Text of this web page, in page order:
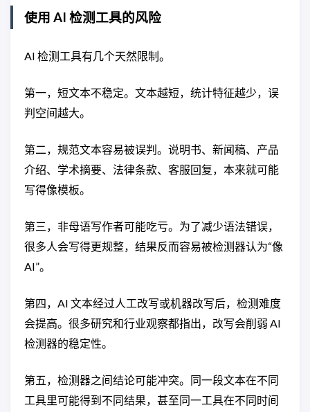
使用 AI 检测工具的风险
AI 检测工具有几个天然限制。
第一，短文本不稳定。文本越短，统计特征越少，误
判空间越大。
第二，规范文本容易被误判。说明书、新闻稿、产品
介绍、学术摘要、法律条款、客服回复，本来就可能
写得像模板。
第三，非母语写作者可能吃亏。为了减少语法错误，
很多人会写得更规整，结果反而容易被检测器认为“像
AI”。
第四，AI 文本经过人工改写或机器改写后，检测难度
会提高。很多研究和行业观察都指出，改写会削弱 AI
检测器的稳定性。
第五，检测器之间结论可能冲突。同一段文本在不同
工具里可能得到不同结果，甚至同一工具在不同时间